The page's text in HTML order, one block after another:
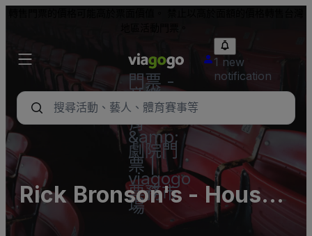
門票 -
音樂
會、體
育
&amp;
劇院門
票 |
viagogo
票務市
場
1 new
notification
Rick Bronson's - House
of Comedy MN